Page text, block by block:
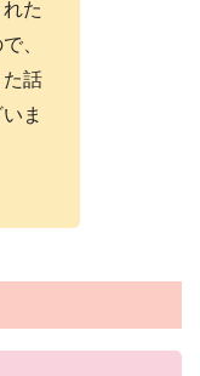
た
、
た話
ま